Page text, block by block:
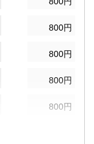
800円
800円
800円
800円